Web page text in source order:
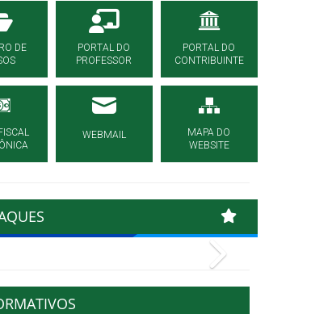
DE
PORTAL DO
PROFESSOR
PORTAL DO
CONTRIBUINTE
WEBMAIL
MAPA DO
WEBSITE